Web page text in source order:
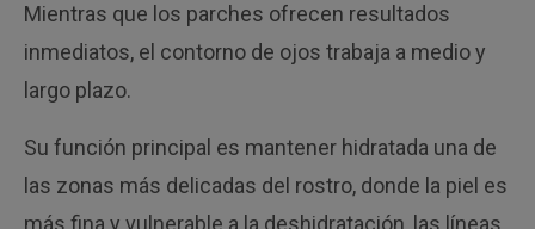
Mientras que los parches ofrecen resultados
inmediatos, el contorno de ojos trabaja a medio y
largo plazo.
Su función principal es mantener hidratada una de
las zonas más delicadas del rostro, donde la piel es